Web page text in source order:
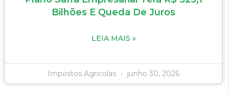
Bilhões E Queda De Juros
LEIA MAIS »
Impostos Agricolas junho 30, 2026